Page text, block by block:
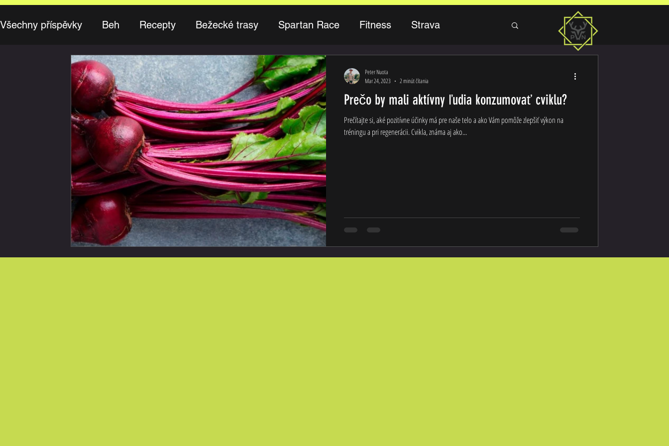
Všechny příspěvky Beh Recepty Bežecké trasy Spartan Race Fitness Strava
Recenzia
Prečo by mali aktívny ľudia konzumovať cviklu?
Prečítajte si, aké pozitívne účinky má pre naše telo a ako Vám pomôže zlepšiť výkon na
tréningu a pri regenerácii. Cvikla, známa aj ako...
Peter Nuota
Mar 24, 2023
2 minút čítania